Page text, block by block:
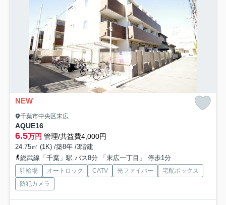
NEW
千葉市中央区末広
AQUE16
6.5万円 管理/共益費4,000円
24.75㎡ (1K) /築8年 /3階建
総武線「千葉」駅 バス8分 「末広一丁目」 停歩1分
駐輪場 オートロック CATV 光ファイバー
宅配ボックス
防犯カメラ